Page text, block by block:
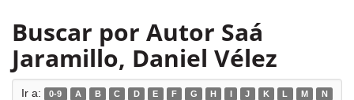
Buscar por Autor Saá
Jaramillo, Daniel Vélez
Ir a: 0-9 A B C D E F G H I J K L M
N